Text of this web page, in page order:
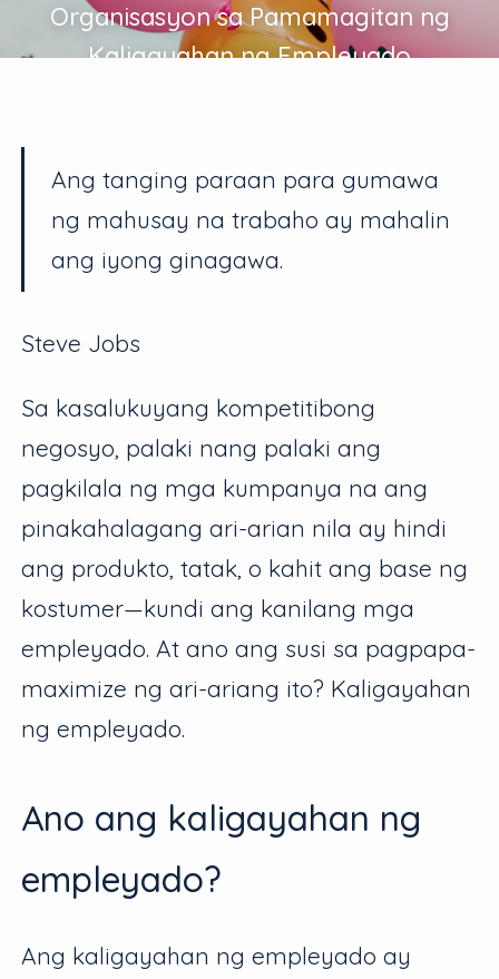
Organisasyon sa Pamamagitan ng
Kaligayahan ng Empleyado
Ang tanging paraan para gumawa
ng mahusay na trabaho ay mahalin
ang iyong ginagawa.
Steve Jobs
Sa kasalukuyang kompetitibong
negosyo, palaki nang palaki ang
pagkilala ng mga kumpanya na ang
pinakahalagang ari-arian nila ay hindi
ang produkto, tatak, o kahit ang base ng
kostumer—kundi ang kanilang mga
empleyado. At ano ang susi sa pagpapa-
maximize ng ari-ariang ito? Kaligayahan
ng empleyado.
Ano ang kaligayahan ng
empleyado?
Ang kaligayahan ng empleyado ay